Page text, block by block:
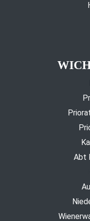
Abt